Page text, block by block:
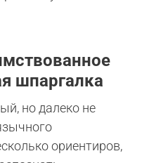
шпаргалка
но далеко не
ориентиров,